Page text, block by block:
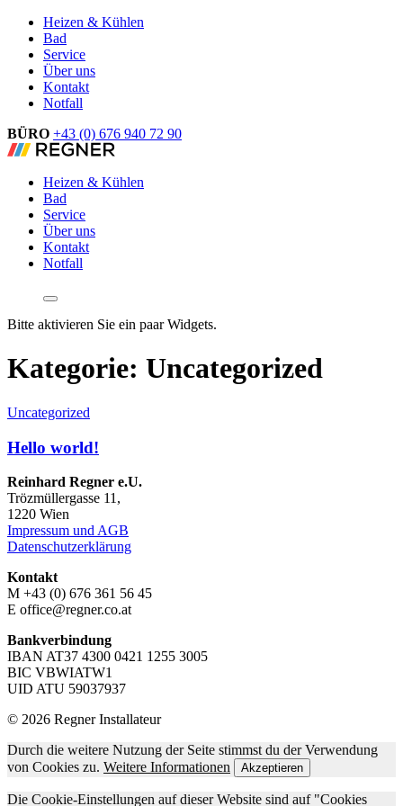
Heizen & Kühlen
Bad
Service
Über uns
Kontakt
Notfall
BÜRO +43 (0) 676 940 72 90
Heizen & Kühlen
Bad
Service
Über uns
Kontakt
Notfall
Bitte aktivieren Sie ein paar Widgets.
Kategorie: Uncategorized
Uncategorized
Hello world!
Reinhard Regner e.U.
Trözmüllergasse 11,
1220 Wien
Impressum und AGB
Datenschutzerklärung
Kontakt
M +43 (0) 676 361 56 45
E office@regner.co.at
Bankverbindung
IBAN AT37 4300 0421 1255 3005
BIC VBWIATW1
UID ATU 59037937
© 2026 Regner Installateur
Durch die weitere Nutzung der Seite stimmst du der Verwendung
von Cookies zu. Weitere Informationen Akzeptieren
Die Cookie-Einstellungen auf dieser Website sind auf "Cookies